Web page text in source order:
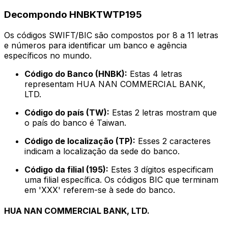
Decompondo HNBKTWTP195
Os códigos SWIFT/BIC são compostos por 8 a 11 letras
e números para identificar um banco e agência
específicos no mundo.
Código do Banco (HNBK): Estas 4 letras
representam HUA NAN COMMERCIAL BANK,
LTD.
Código do país (TW): Estas 2 letras mostram que
o país do banco é Taiwan.
Código de localização (TP): Esses 2 caracteres
indicam a localização da sede do banco.
Código da filial (195): Estes 3 dígitos especificam
uma filial específica. Os códigos BIC que terminam
em 'XXX' referem-se à sede do banco.
HUA NAN COMMERCIAL BANK, LTD.